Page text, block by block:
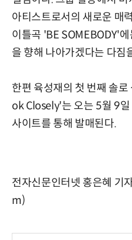
아티스트로서의 새로운 매
이틀곡 'BE SOMEBODY'
을 향해 나아가겠다는 다짐
한편 육성재의 첫 번째 솔
ok Closely'는 오는 5월 9
사이트를 통해 발매된다.
전자신문인터넷 홍은혜
m)